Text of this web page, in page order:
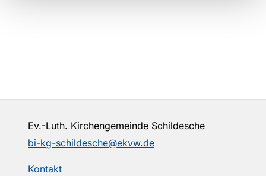
Ev.-Luth. Kirchengemeinde Schildesche
bi-kg-schildesche@ekvw.de
Kontakt